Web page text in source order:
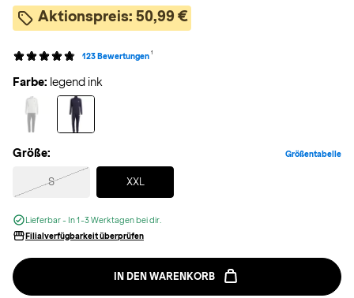
Aktionspreis: 50,99 €
123 Bewertungen 1
Farbe: legend ink
Größe: Größentabelle
S XXL
Lieferbar - In 1-3 Werktagen bei dir.
Filialverfügbarkeit überprüfen
IN DEN WARENKORB